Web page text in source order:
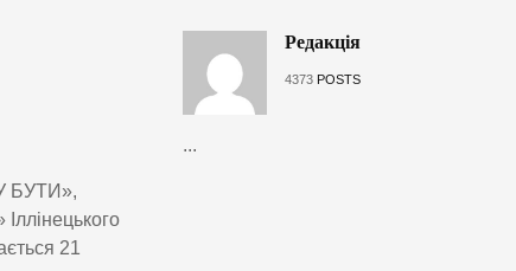
БУТИ»,
21
Редакція
4373 POSTS
...